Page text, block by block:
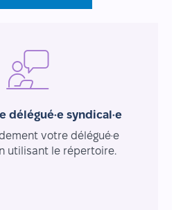
délégué·e syndical·e
votre délégué·e
utilisant le répertoire.